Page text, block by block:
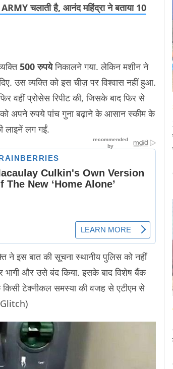
चलाती है, आनंद महिंद्रा ने बताया 10
500 रुपयेनिकालने गया. लेकिन मशीन ने
उस व्यक्ति को इस चीज़ पर विश्वास नहीं हुआ.
वहीं प्रोसेस रिपीट की, जिसके बाद फिर से
अपने रुपये पांच गुना बढ़ाने के आसान स्कीम के
लाइनें लग गईं.
ने इस बात की सूचना स्थानीय पुलिस को नहीं
और उसे बंद किया. इसके बाद विशेष बैंक
किसी टेक्नीकल समस्या की वजह से एटीएम से
Glitch)